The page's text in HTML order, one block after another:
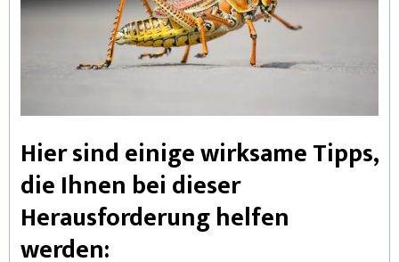
Hier sind einige wirksame Tipps,
die Ihnen bei dieser
Herausforderung helfen
werden: